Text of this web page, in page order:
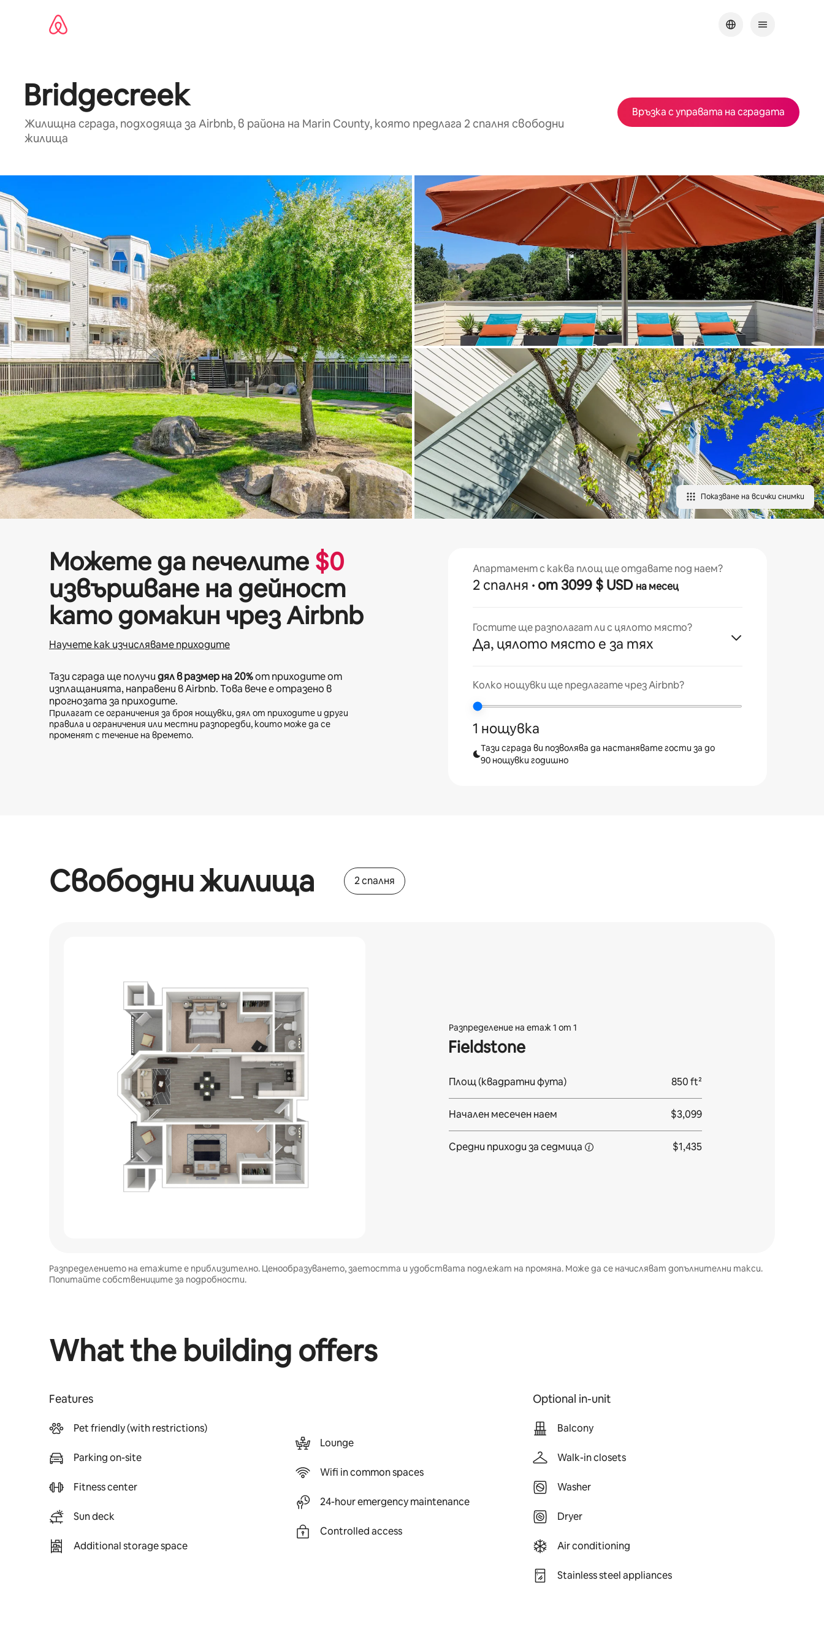
съдържанието
Bridgecreek
Жилищна сграда, подходяща за Airbnb, в района на Marin County, която предлага 2 спалня свободни
жилища
Връзка с управата на сградата
Показване на всички снимки
Можете да печелите $0
извършване на дейност
като домакин чрез Airbnb
Научете как изчисляваме приходите
Тази сграда ще получидял в размер на20%от приходите от
изплащанията, направени в Airbnb. Това вече е отразено в
прогнозата за приходите.
Прилагат се ограничения за броя нощувки, дял от приходите и други
правила и ограничения или местни разпоредби, които може да се
променят с течение на времето.
Апартамент с каква площ ще отдавате под наем?
2 спалня · от 3099 $ USD на месец
Гостите ще разполагат ли с цялото място?
Да, цялото място е за тях
Колко нощувки ще предлагате чрез Airbnb?
1 нощувка
Тази сграда ви позволява да настанявате гости за до
90 нощувки годишно
Свободни жилища 2 спалня
Разпределение на етаж 1 от 1
Fieldstone
Площ (квадратни фута) 850 ft²
Начален месечен наем $3,099
Средни приходиза седмица $1,435
Разпределението на етажите е приблизително. Ценообразуването, заетостта и удобствата подлежат на промяна. Може да се начисляват допълнителни такси.
Попитайте собствениците за подробности.
What the building offers
Features
Pet friendly (with restrictions)
Parking on-site
Fitness center
Sun deck
Additional storage space
Lounge
Wifi in common spaces
24-hour emergency maintenance
Controlled access
Optional in-unit
Balcony
Walk-in closets
Washer
Dryer
Air conditioning
Stainless steel appliances